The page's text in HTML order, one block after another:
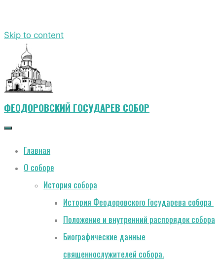
Skip to content
ФЕОДОРОВСКИЙ ГОСУДАРЕВ СОБОР
Главная
О соборе
История собора
История Феодоровского Государева собора
Положение и внутренний распорядок собора
Биографические данные
священнослужителей собора.